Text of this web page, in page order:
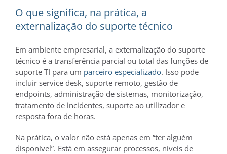
O que significa, na prática, a
externalização do suporte técnico
Em ambiente empresarial, a externalização do suporte
técnico é a transferência parcial ou total das funções de
suporte TI para um parceiro especializado. Isso pode
incluir service desk, suporte remoto, gestão de
endpoints, administração de sistemas, monitorização,
tratamento de incidentes, suporte ao utilizador e
resposta fora de horas.
Na prática, o valor não está apenas em “ter alguém
disponível”. Está em assegurar processos, níveis de